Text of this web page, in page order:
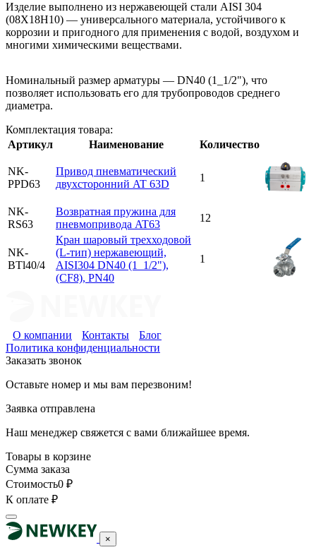
Изделие выполнено из нержавеющей стали AISI 304
(08Х18Н10) — универсального материала, устойчивого к
коррозии и пригодного для применения с водой, воздухом и
многими химическими веществами.
Номинальный размер арматуры — DN40 (1_1/2"), что
позволяет использовать его для трубопроводов среднего
диаметра.
Комплектация товара:
Артикул
Наименование Количество
NK-
PPD63
Привод пневматический
двухсторонний AT 63D
1
NK-
RS63
Возвратная пружина для
пневмопривода AT63
12
NK-
BTl40/4
Кран шаровый трехходовой
(L-тип) нержавеющий,
AISI304 DN40 (1_1/2"),
(CF8), PN40
1
О компании Контакты
Блог
Политика конфиденциальности
Заказать звонок
Оставьте номер и мы вам перезвоним!
Заявка отправлена
Наш менеджер свяжется с вами ближайшее время.
Товары в корзине
Сумма заказа
Стоимость0 ₽
К оплате ₽
×